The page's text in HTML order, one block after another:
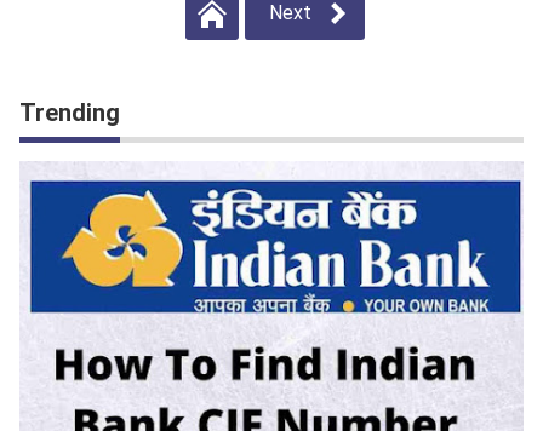
Next
Trending